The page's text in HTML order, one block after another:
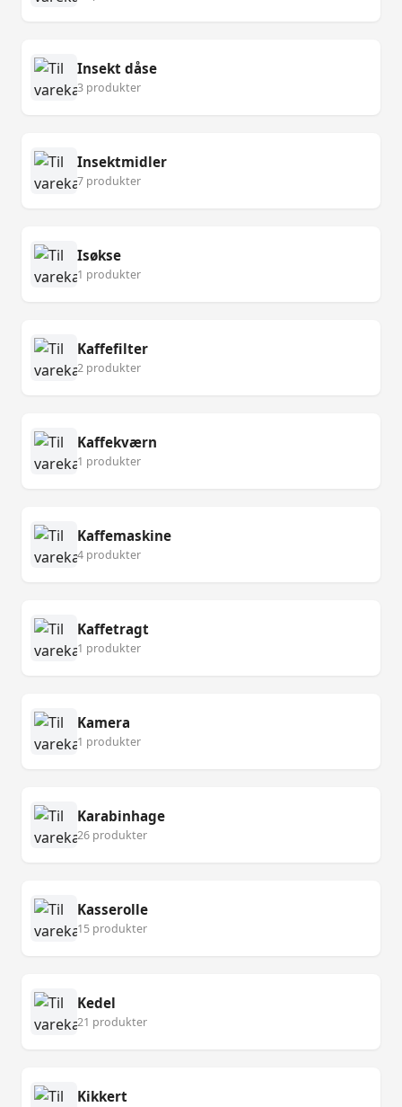
Insekt dåse
3 produkter
Insektmidler
7 produkter
Isøkse
1 produkter
Kaffefilter
2 produkter
Kaffekværn
1 produkter
Kaffemaskine
4 produkter
Kaffetragt
1 produkter
Kamera
1 produkter
Karabinhage
26 produkter
Kasserolle
15 produkter
Kedel
21 produkter
Kikkert